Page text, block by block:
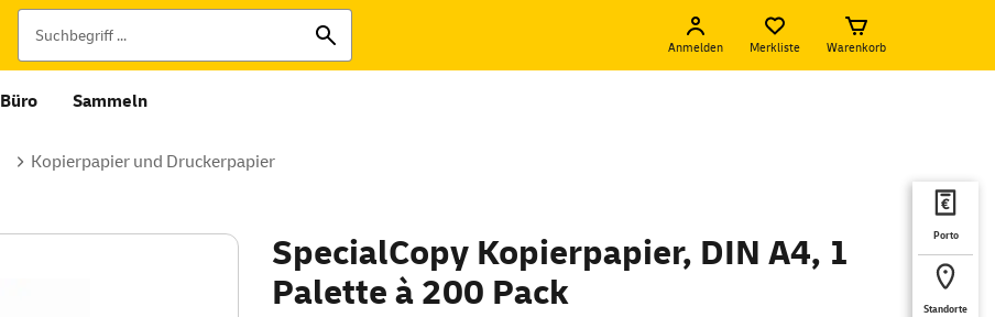
Anmelden Merkliste Warenkorb
Büro Sammeln
Porto
Standorte
Kopierpapier und Druckerpapier
SpecialCopy Kopierpapier, DIN A4, 1
Palette à 200 Pack